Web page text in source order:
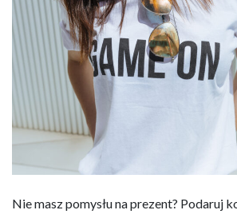
Nie masz pomysłu na prezent? Podaruj